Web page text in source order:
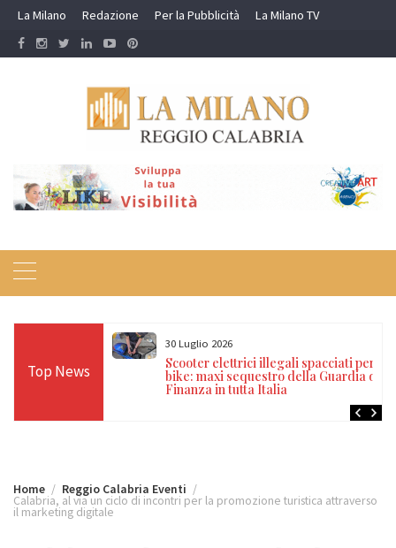
Skip
content
La Milano Redazione Per la Pubblicità La Milano TV
Top News
campi rom e
17 denunce e
30 Luglio 2026
Scooter elettrici illegali spacciati per e-
bike: maxi sequestro della Guardia di
Finanza in tutta Italia
Home Reggio Calabria Eventi
Calabria, al via un ciclo di incontri per la promozione turistica attraverso
il marketing digitale